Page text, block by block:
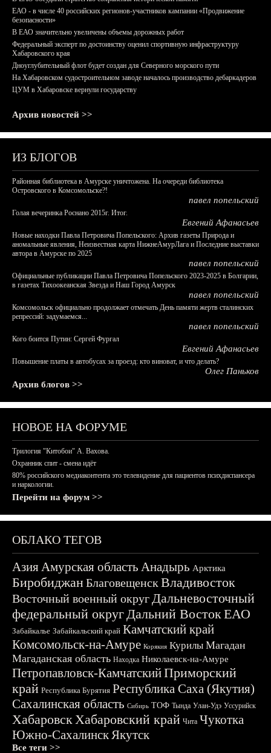
ЕАО - в числе 40 российских регионов-участников кампании «Продвижение
безопасности»
В ЕАО значительно увеличены объемы дорожных работ
Федеральный эксперт по достоинству оценил спортивную инфраструктуру
Хабаровского края
Дноуглубительный флот будет создан для Северного морского пути
На Хабаровском судостроительном заводе началось производство дебаркадеров
ЦУМ в Хабаровске вернули государству
Архив новостей >>
ИЗ БЛОГОВ
Районная библиотека в Амурске уничтожена. На очереди библиотека
Островского в Комсомольске?!
павел попельский
Голая вечеринка Роснано 2015г. Итог.
Евгений Афанасьев
Новые находки Павла Петровича Попельского: Архив газеты Природа и
аномальные явления, Неизвестная карта НижнеАмурЛага и Последние выставки
автора в Амурске по 2025
павел попельский
Официальные публикации Павла Петровича Попельского 2023-2025 в Болгарии,
в газетах Тихоокеанская Звезда и Наш Город Амурск
павел попельский
Комсомольск официально продолжает отмечать День памяти жертв сталинских
репрессий: задумаемся...
павел попельский
Кого боится Путин: Сергей Фургал
Евгений Афанасьев
Повышение платы в автобусах за проезд: кто виноват, и что делать?
Олег Паньков
Архив блогов >>
НОВОЕ НА ФОРУМЕ
Трилогия "Китобои" А. Вахова.
Охранник спит - смена идёт
80% российского медиаконтента это телевидение для пациентов психдиспансера
и наркологии.
Перейти на форум >>
ОБЛАКО ТЕГОВ
АзияАмурская область Анадырь Арктика
БиробиджанБлаговещенскВладивосток
Восточный военный округДальневосточный
федеральный округДальний ВостокЕАО
Забайкалье Забайкальский край Камчатский край
Комсомольск-на-Амуре Корякия Курилы Магадан
Магаданская область Находка Николаевск-на-Амуре
Петропавловск-КамчатскийПриморский
край Республика Бурятия Республика Саха (Якутия)
Сахалинская область Сибирь ТОФ Тында Улан-Удэ Уссурийск
ХабаровскХабаровский край Чита Чукотка
Южно-СахалинскЯкутск
Все теги >>